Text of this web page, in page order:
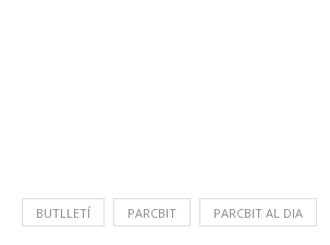
BUTLLETÍ PARCBIT PARCBIT AL DIA